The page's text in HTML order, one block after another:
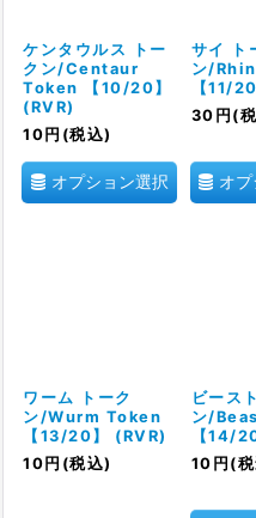
ケンタウルス トー
クン/Centaur
Token 【10/20】
(RVR)
10 円 (税込)
オプション選択
サイ ト
ン/
【11/
30 円 (
オ
ワーム トーク
ン/Wurm Token
【13/20】 (RVR)
10 円 (税込)
ビース
ン/
【14/
10 円 (